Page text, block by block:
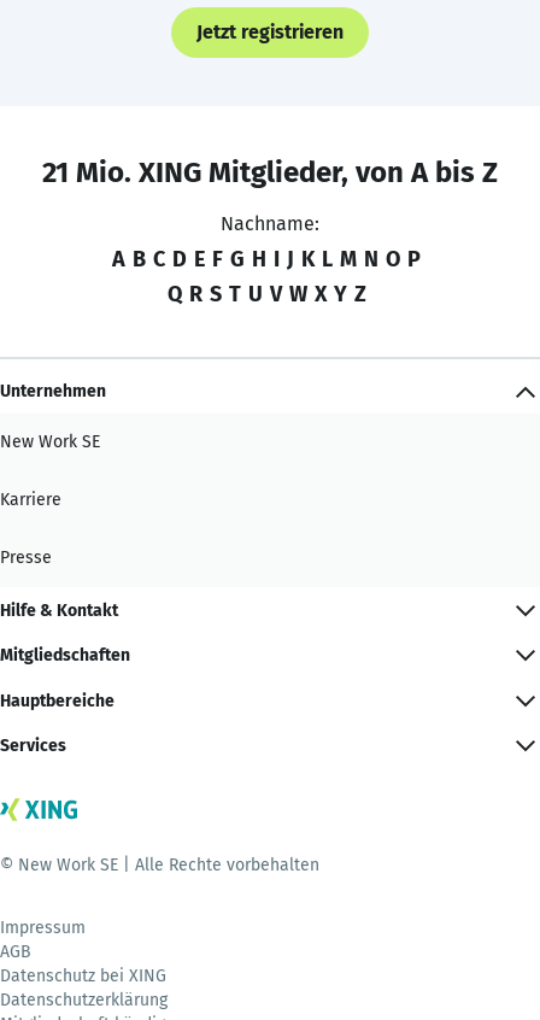
Jetzt registrieren
21 Mio. XING Mitglieder, von A bis Z
Nachname:
A B C D E F G H I J K L M N O P
Q R S T U V W X Y Z
Unternehmen
New Work SE
Karriere
Presse
Hilfe & Kontakt
Mitgliedschaften
Hauptbereiche
Services
© New Work SE | Alle Rechte vorbehalten
Impressum
AGB
Datenschutz bei XING
Datenschutzerklärung